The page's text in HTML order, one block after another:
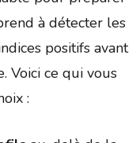
à détecter les
positifs avant
Voici ce qui vous
: